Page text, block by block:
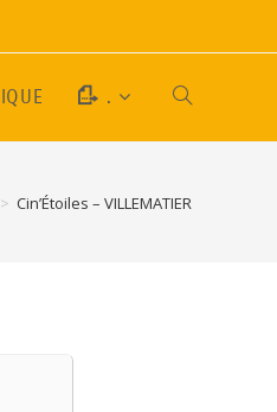
.
> Cin’Étoiles – VILLEMATIER